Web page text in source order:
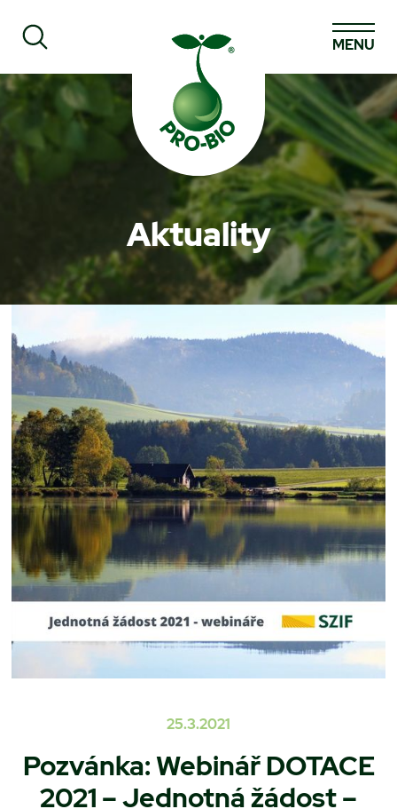
Prohledat PRO-BIO
MENU
Aktuality
25.3.2021
Pozvánka: Webinář DOTACE
2021 – Jednotná žádost –